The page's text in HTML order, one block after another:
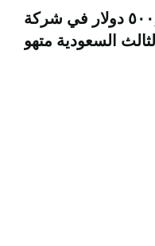
آدافيرس تستثمر ٥٠٠,٠٠٠ دولار في شركة
السعودية متهو